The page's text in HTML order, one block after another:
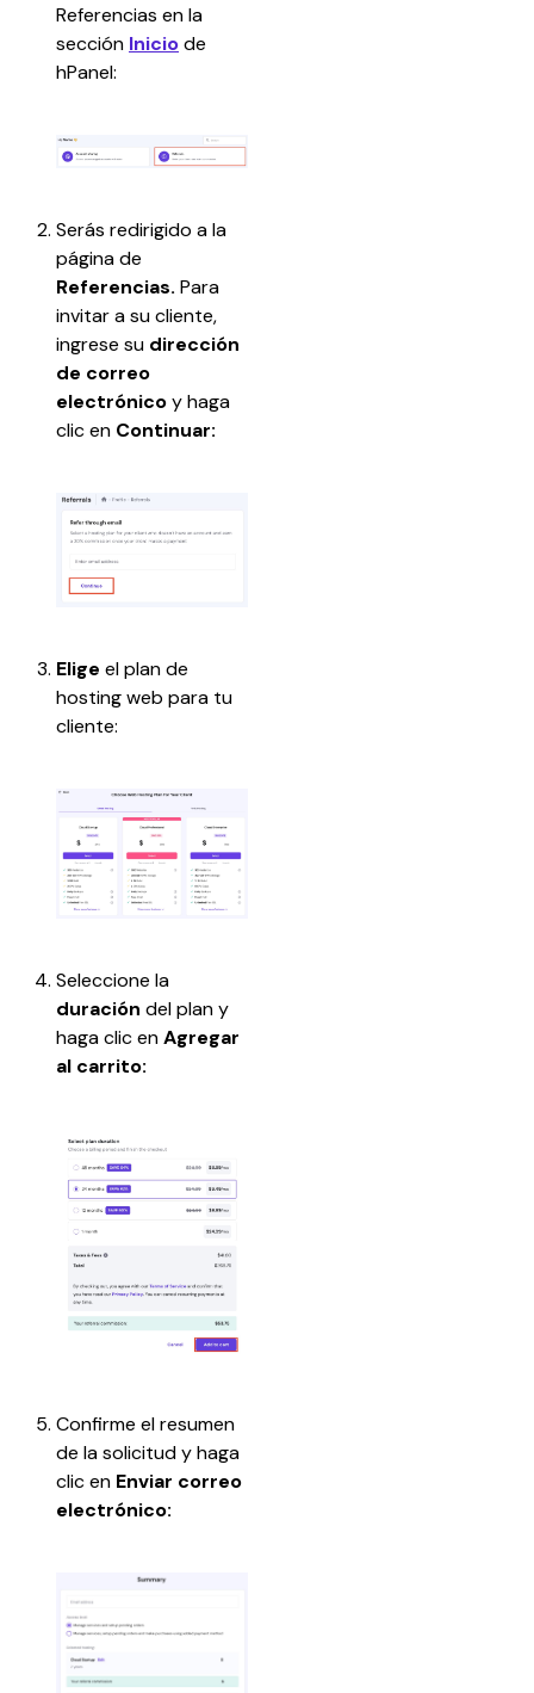
Referencias en la
sección Inicio de
hPanel:
Serás redirigido a la
página de
Referencias. Para
invitar a su cliente,
ingrese su dirección
de correo
electrónico y haga
clic en Continuar:
Elige el plan de
hosting web para tu
cliente:
Seleccione la
duración del plan y
haga clic en Agregar
al carrito:
Confirme el resumen
de la solicitud y haga
clic en Enviar correo
electrónico:​